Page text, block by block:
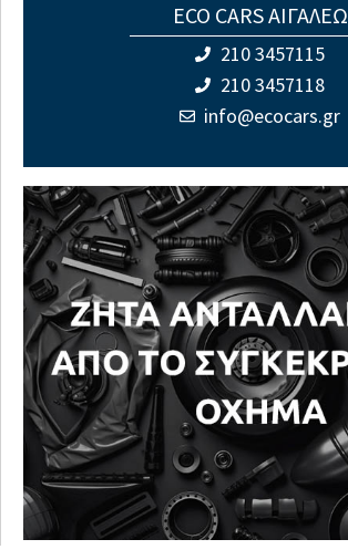
ECO CARS ΑΙΓΑΛΕΩ
210 3457115
210 3457118
info@ecocars.gr